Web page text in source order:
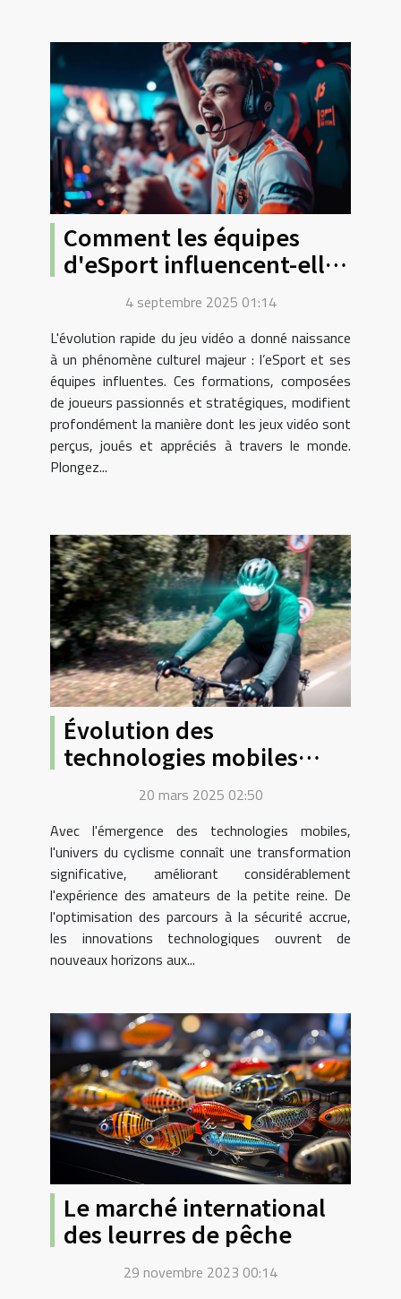
Comment les équipes
d'eSport influencent-elles
la culture du jeu vidéo ?
4 septembre 2025 01:14
L'évolution rapide du jeu vidéo a donné naissance
à un phénomène culturel majeur : l’eSport et ses
équipes influentes. Ces formations, composées
de joueurs passionnés et stratégiques, modifient
profondément la manière dont les jeux vidéo sont
perçus, joués et appréciés à travers le monde.
Plongez...
Évolution des
technologies mobiles
dans l'amélioration de
l'expérience cycliste
20 mars 2025 02:50
Avec l'émergence des technologies mobiles,
l'univers du cyclisme connaît une transformation
significative, améliorant considérablement
l'expérience des amateurs de la petite reine. De
l'optimisation des parcours à la sécurité accrue,
les innovations technologiques ouvrent de
nouveaux horizons aux...
Le marché international
des leurres de pêche
29 novembre 2023 00:14